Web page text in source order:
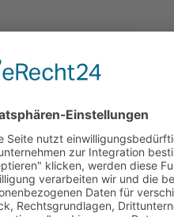
für